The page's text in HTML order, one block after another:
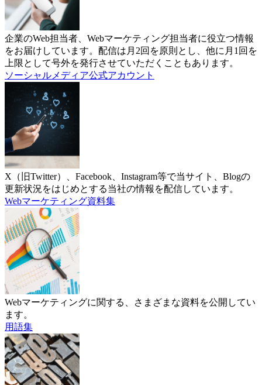
企業のWeb担当者、Webマーケティング担当者に役立つ情報
をお届けしています。配信は月2回を原則とし、他に月1回を
上限として号外を発行させていただくこともあります。
ソーシャルメディア公式アカウント
X（旧Twitter）、Facebook、Instagram等で当サイト、Blogの
更新状況をはじめとする当社の情報を配信しています。
Webマーケティング資料集
Webマーケティングに関する、さまざまな資料を公開してい
ます。
用語集